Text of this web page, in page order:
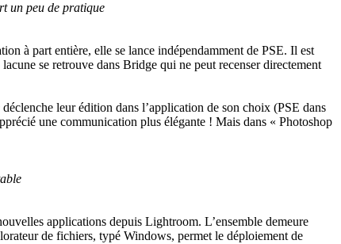
un peu de pratique
à part entière, elle se lance indépendamment de PSE. Il est
se retrouve dans Bridge qui ne peut recenser directement
leur édition dans l’application de son choix (PSE dans
une communication plus élégante ! Mais dans « Photoshop
applications depuis Lightroom. L’ensemble demeure
de fichiers, typé Windows, permet le déploiement de